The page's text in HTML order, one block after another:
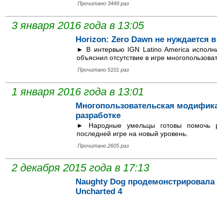
Прочитано 3449 раз
3 января 2016 года в 13:05
Horizon: Zero Dawn не нуждается
► В интервью IGN Latino America
объяснил отсутствие в игре
Прочитано 5101 раз
1 января 2016 года в 13:01
Многопользовательская
разработке
► Народные умельцы готовы помочь
последней игре на новый уровень.
Прочитано 2605 раз
2 декабря 2015 года в 17:13
Naughty Dog
Uncharted 4